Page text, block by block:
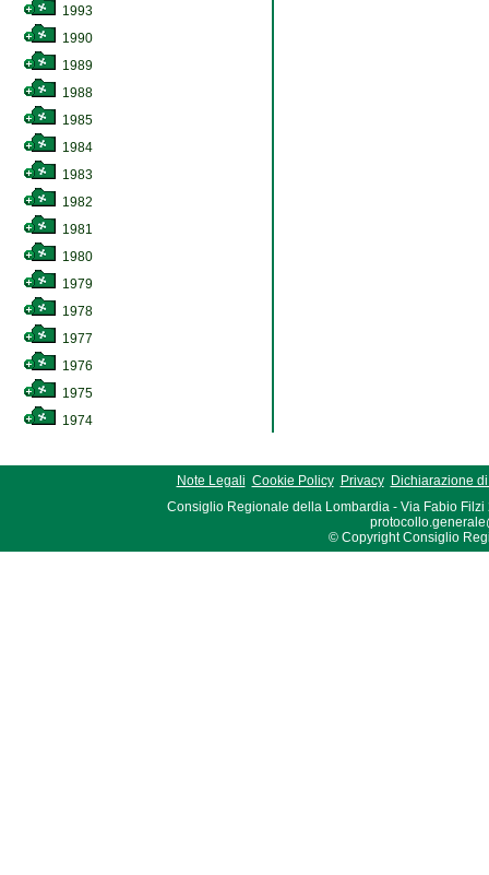
1993
1990
1989
1988
1985
1984
1983
1982
1981
1980
1979
1978
1977
1976
1975
1974
Note Legali Cookie Policy Privacy
Dichiarazione
Consiglio Regionale della Lombardia - Via Fabio Filzi
© Copyright Consiglio